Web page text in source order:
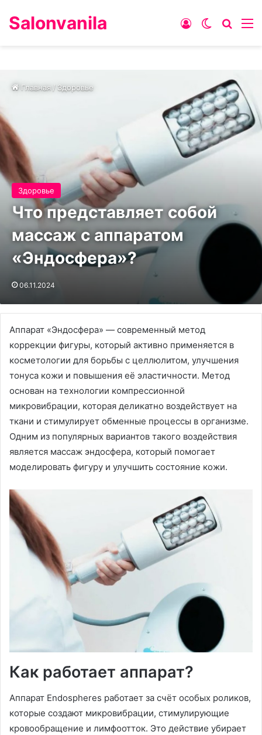
Salonvanila Switch skin
Войти
Главная/ Здоровье
Здоровье
Что представляет собой
массаж с аппаратом
«Эндосфера»?
06.11.2024
Аппарат «Эндосфера» — современный метод
коррекции фигуры, который активно применяется в
косметологии для борьбы с целлюлитом, улучшения
тонуса кожи и повышения её эластичности. Метод
основан на технологии компрессионной
микровибрации, которая деликатно воздействует на
ткани и стимулирует обменные процессы в организме.
Одним из популярных вариантов такого воздействия
является массаж эндосфера, который помогает
моделировать фигуру и улучшить состояние кожи.
Как работает аппарат?
Аппарат Endospheres работает за счёт особых роликов,
которые создают микровибрации, стимулирующие
кровообращение и лимфоотток. Это действие убирает